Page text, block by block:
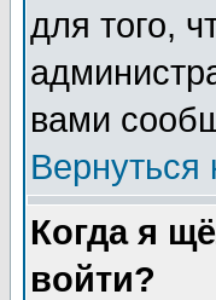
для того,
вами
Вернуться
Когда я
войти?